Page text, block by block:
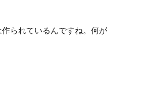
られているんですね。何が